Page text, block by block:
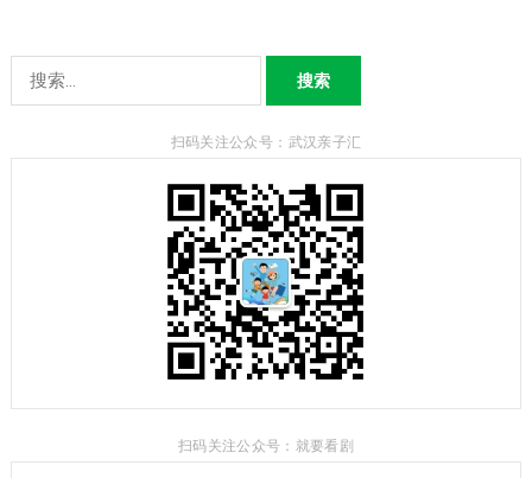
索：
扫码关注公众号：武汉亲子汇
扫码关注公众号：就要看剧